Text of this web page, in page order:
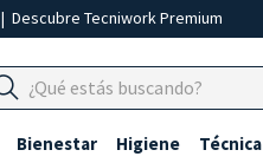
| Descubre Tecniwork Premium
Bienestar Higiene Técnica